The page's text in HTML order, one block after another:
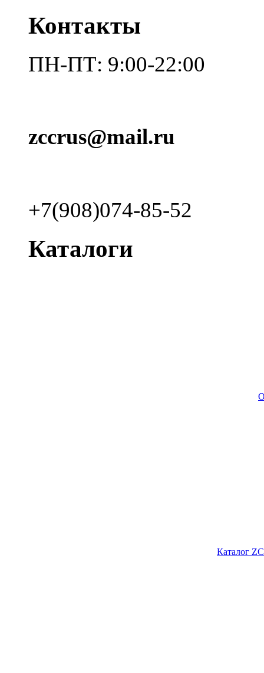
Контакты
ПН-ПТ: 9:00-22:00
zccrus@mail.ru
+7(908)074-85-52
Каталоги
Каталог